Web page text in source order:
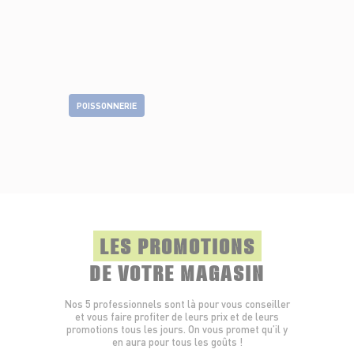
POISSONNERIE
LES PROMOTIONS
DE VOTRE MAGASIN
Nos 5 professionnels sont là pour vous conseiller
et vous faire profiter de leurs prix et de leurs
promotions tous les jours. On vous promet qu’il y
en aura pour tous les goûts !